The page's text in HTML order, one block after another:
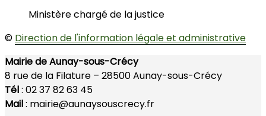
Ministère chargé de la justice
© Direction de l'information légale et administrative
Mairie de Aunay-sous-Crécy
8 rue de la Filature – 28500 Aunay-sous-Crécy
Tél: 02 37 82 63 45
Mail: mairie@aunaysouscrecy.fr